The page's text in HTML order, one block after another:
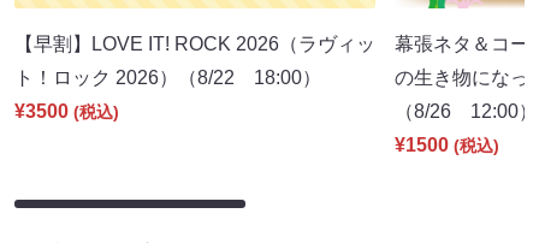
【早割】LOVE IT! ROCK 2026（ラヴィッ
ト！ロック 2026）（8/22 18:00）
¥3500 (税込)
幕張ネタ＆コー
の生き物になっ
（8/26 12:00）
¥1500 (税込)